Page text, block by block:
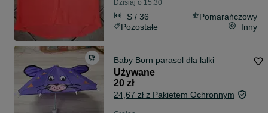
Dzisiaj o 15:30
S / 36
Pomarańczowy
Pozostałe
Inny
Baby Born parasol dla lalki
Używane
20 zł
24,67 zł z Pakietem Ochronnym